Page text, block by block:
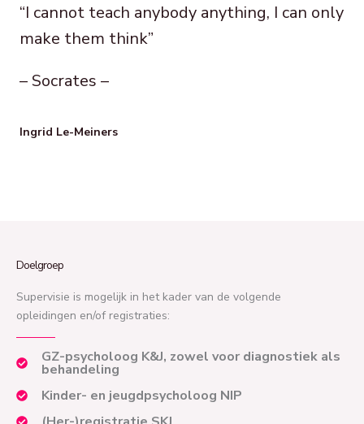
“I cannot teach anybody anything, I can only
make them think”
– Socrates –
Ingrid Le-Meiners
Doelgroep
Supervisie is mogelijk in het kader van de volgende
opleidingen en/of registraties:
GZ-psycholoog K&J, zowel voor diagnostiek als
behandeling
Kinder- en jeugdpsycholoog NIP